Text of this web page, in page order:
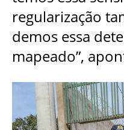
regularização
demos essa
mapeado”,